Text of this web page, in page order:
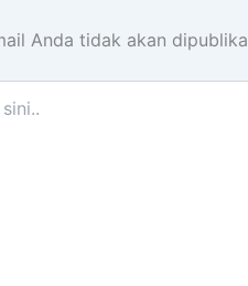
Anda tidak akan